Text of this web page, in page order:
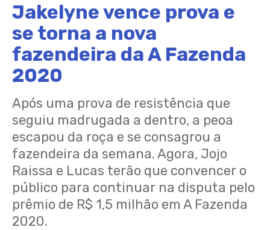
Jakelyne vence prova e
se torna a nova
fazendeira da A Fazenda
2020
Após uma prova de resistência que
seguiu madrugada a dentro, a peoa
escapou da roça e se consagrou a
fazendeira da semana. Agora, Jojo
Raissa e Lucas terão que convencer o
público para continuar na disputa pelo
prêmio de R$ 1,5 milhão em A Fazenda
2020.